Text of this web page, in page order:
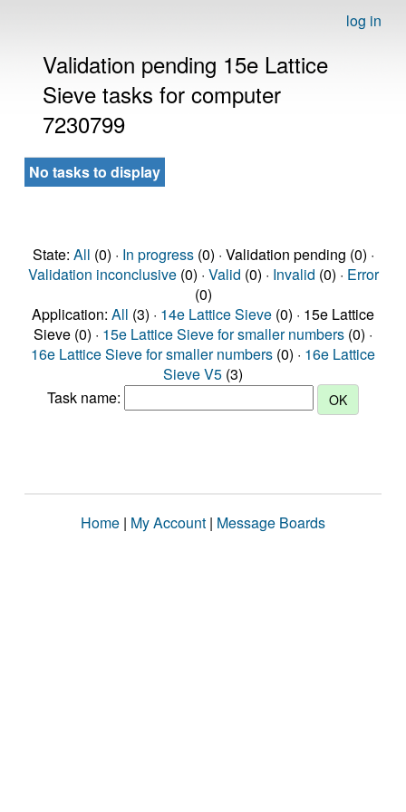
log in
Validation pending 15e Lattice
Sieve tasks for computer
7230799
No tasks to display
State: All (0) · In progress(0) · Validation pending (0) ·
Validation inconclusive(0) · Valid (0) · Invalid (0) · Error
(0)
Application: All (3) · 14e Lattice Sieve (0) · 15e Lattice
Sieve (0) · 15e Lattice Sieve for smaller numbers (0) ·
16e Lattice Sieve for smaller numbers (0) · 16e Lattice
Sieve V5 (3)
Task name:
Home | My Account | Message Boards